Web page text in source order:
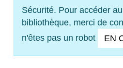
Sécurité. Pour accéder
bibliothèque, merci de
n'êtes pas un robot
EN